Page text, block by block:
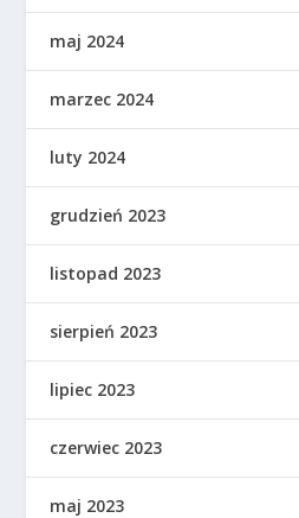
maj 2024
marzec 2024
luty 2024
grudzień 2023
listopad 2023
sierpień 2023
lipiec 2023
czerwiec 2023
maj 2023